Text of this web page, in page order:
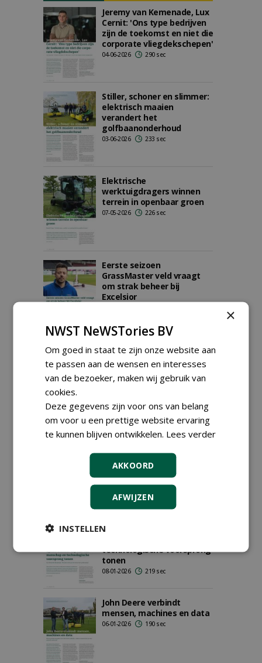
Jeremy van Kemenade, Lux
Cernit: 'Ons type bedrijven
zijn de toekomst en niet die
corporate vliegdekschepen'
04-06-2026 290 sec
Stiller, schoner en slimmer:
elektrisch maaien
verandert het
golfbaanonderhoud
03-06-2026 233 sec
Elektrische
werktuigdragers winnen
terrein in openbaar groen
07-05-2026 226 sec
Eerste seizoen
GrassMaster veld vraagt
om strak beheer bij
Excelsior
Brunsummerheide kiest vol
overtuiging voor Yamaha:
'Accuduur en robuustheid
springen eruit'
Gemeente Brummen na
kluizen: 'Eindelijk veilig en
overzichtelijk'
26-01-2026 103 sec
willen tijdens Solheim Cup
technologische voorsprong
tonen
08-01-2026 219 sec
John Deere verbindt
mensen, machines en data
06-01-2026 190 sec
×
NWST NeWSTories BV
Om goed in staat te zijn onze website aan
te passen aan de wensen en interesses
van de bezoeker, maken wij gebruik van
cookies.
Deze gegevens zijn voor ons van belang
om voor u een prettige website ervaring
te kunnen blijven ontwikkelen. Lees verder
AKKOORD
AFWIJZEN
INSTELLEN